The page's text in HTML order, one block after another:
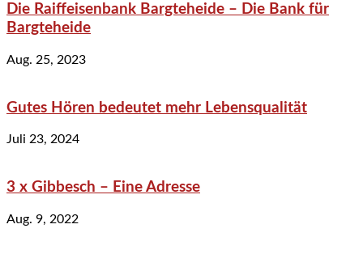
Die Raiffeisenbank Bargteheide – Die Bank für
Bargteheide
Aug. 25, 2023
Gutes Hören bedeutet mehr Lebensqualität
Juli 23, 2024
3 x Gibbesch – Eine Adresse
Aug. 9, 2022